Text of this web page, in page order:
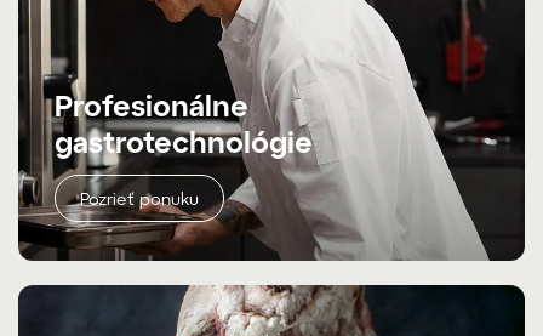
Profesionálne
gastrotechnológie
Pozrieť ponuku